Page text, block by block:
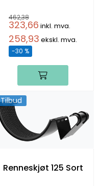
462,38
323,66 inkl. mva.
258,93 ekskl. mva.
-30 %
Tilbud
Renneskjøt 125 Sort